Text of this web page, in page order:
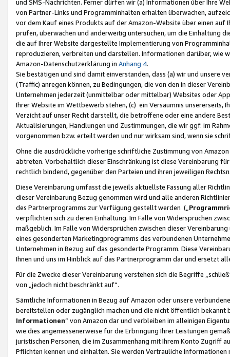
und SMS-Nachrichten. Ferner dürfen wir (a) Informationen über Ihre
von Partner-Links und Programminhalten erhalten überwachen,
vor dem Kauf eines Produkts auf der Amazon-Website über einen
prüfen, überwachen und anderweitig untersuchen, um die Einhaltung
die auf Ihrer Website dargestellte Implementierung von
reproduzieren, verbreiten und darstellen. Informationen darüber, wie
Amazon-Datenschutzerklärung in Anhang 4.
Sie bestätigen und sind damit einverstanden, dass (a) wir und
(Traffic) anregen können, zu Bedingungen, die von den in dieser
Unternehmen jederzeit (unmittelbar oder mittelbar) Websites oder
Ihrer Website im Wettbewerb stehen, (c) ein Versäumnis unsererseits,
Verzicht auf unser Recht darstellt, die betroffene oder eine andere
Aktualisierungen, Handlungen und Zustimmungen, die wir ggf. im
vorgenommen bzw. erteilt werden und nur wirksam sind, wenn sie
Ohne die ausdrückliche vorherige schriftliche Zustimmung von
abtreten. Vorbehaltlich dieser Einschränkung ist diese Vereinbarung
rechtlich bindend, gegenüber den Parteien und ihren jeweiligen
Diese Vereinbarung umfasst die jeweils aktuellste Fassung aller
dieser Vereinbarung Bezug genommen wird und alle anderen
des Partnerprogramms zur Verfügung gestellt werden („
verpflichten sich zu deren Einhaltung. Im Falle von Widersprüchen
maßgeblich. Im Falle von Widersprüchen zwischen dieser
eines gesonderten Marketingprogramms des verbundenen
Unternehmen in Bezug auf das gesonderte Programm. Diese
Ihnen und uns im Hinblick auf das Partnerprogramm dar und ersetzt
Für die Zwecke dieser Vereinbarung verstehen sich die Begriffe
von „jedoch nicht beschränkt auf“.
Sämtliche Informationen in Bezug auf Amazon oder unsere
bereitstellen oder zugänglich machen und die nicht öffentlich
Informationen“ von Amazon dar und verbleiben im alleinigen
wie dies angemessenerweise für die Erbringung Ihrer Leistungen
juristischen Personen, die im Zusammenhang mit Ihrem Konto
Pflichten kennen und einhalten. Sie werden Vertrauliche